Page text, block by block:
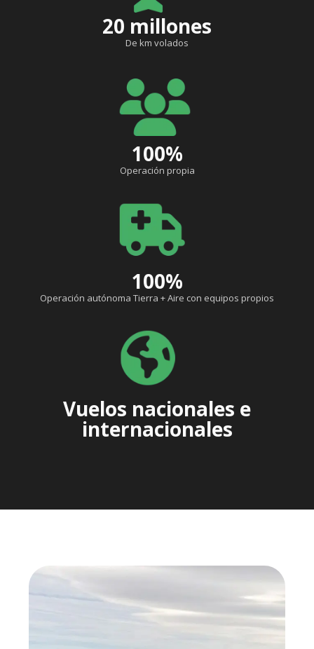
20 millones
De km volados
100%
Operación propia
100%
Operación autónoma Tierra + Aire con equipos propios
Vuelos nacionales e
internacionales